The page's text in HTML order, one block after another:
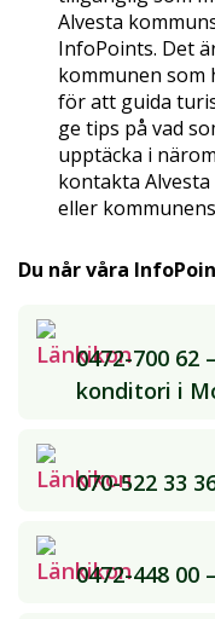
Alvesta
InfoPoints. Det
kommunen
för att guida
ge tips på vad
upptäcka i
kontakta
eller
Du når våra
0472-700 62
konditori i
070-522 33
0472-448 00